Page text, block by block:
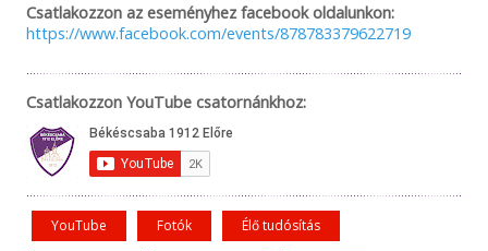
Csatlakozzon az eseményhez facebook oldalunkon:
https://www.facebook.com/events/878783379622719
Csatlakozzon YouTube csatornánkhoz:
YouTube Fotók Élő tudósítás